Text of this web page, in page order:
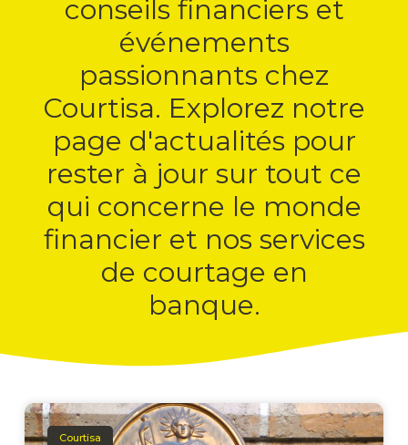
conseils financiers et
événements
passionnants chez
Courtisa. Explorez notre
page d'actualités pour
rester à jour sur tout ce
qui concerne le monde
financier et nos services
de courtage en
banque.
Courtisa